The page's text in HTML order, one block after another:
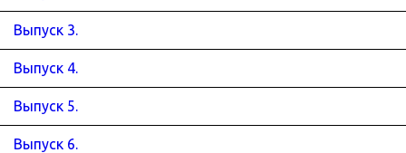
Выпуск 3.
Выпуск 4.
Выпуск 5.
Выпуск 6.